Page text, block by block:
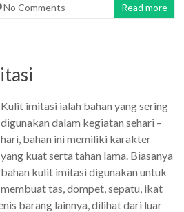
No Comments Read more
Kulit imitasi ialah bahan yang sering
digunakan dalam kegiatan sehari –
hari, bahan ini memiliki karakter
yang kuat serta tahan lama. Biasanya
bahan kulit imitasi digunakan untuk
membuat tas, dompet, sepatu, ikat
barang lainnya, dilihat dari luar